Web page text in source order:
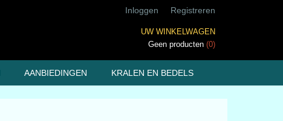
Inloggen Registreren
UW WINKELWAGEN
Geen producten (0)
AANBIEDINGEN KRALEN EN BEDELS